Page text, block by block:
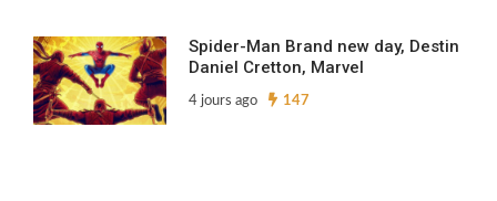
Spider-Man Brand new day, Destin
Daniel Cretton, Marvel
4 jours ago 147